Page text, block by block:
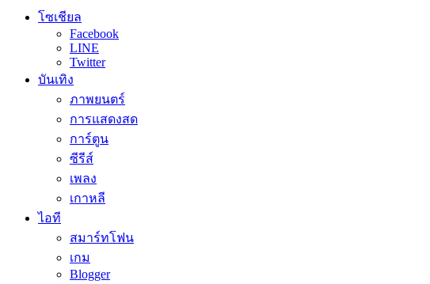
โซเชียล
Facebook
LINE
Twitter
บันเทิง
ภาพยนตร์
การแสดงสด
การ์ตูน
ซีรีส์
เพลง
เกาหลี
ไอที
สมาร์ทโฟน
เกม
Blogger